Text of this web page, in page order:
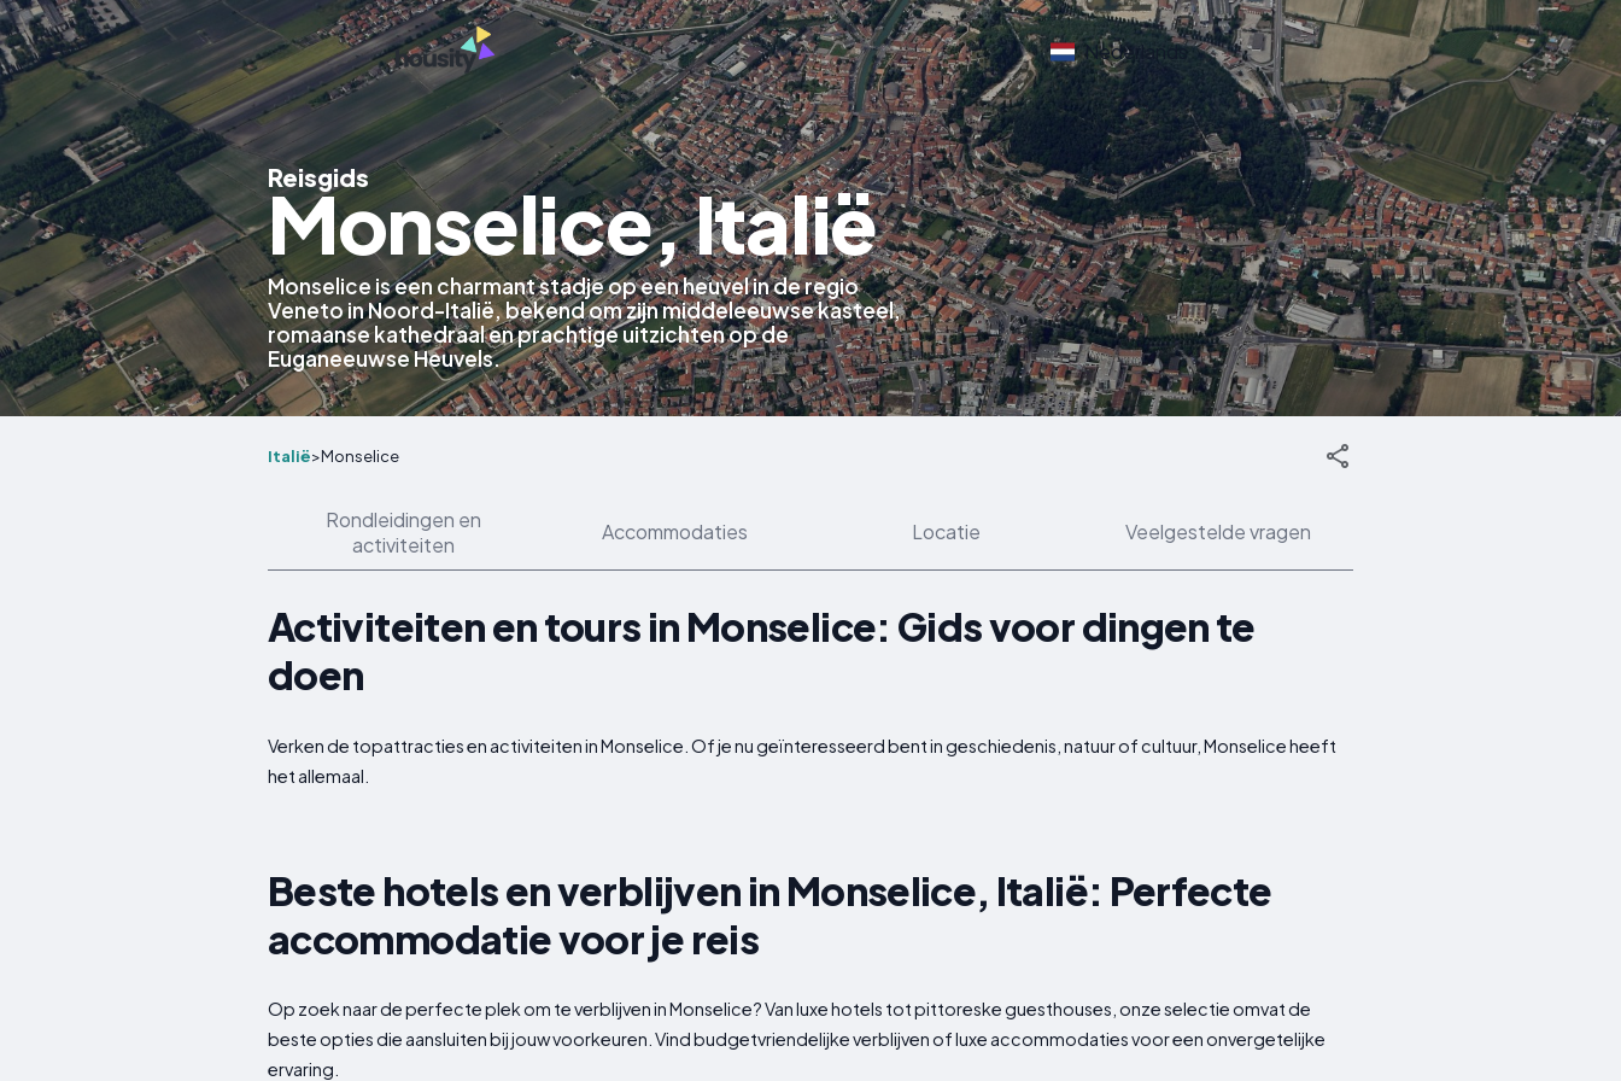
Nederlands
Reisgids
Monselice, Italië
Monselice is een charmant stadje op een heuvel in de regio
Veneto in Noord-Italië, bekend om zijn middeleeuwse kasteel,
romaanse kathedraal en prachtige uitzichten op de
Euganeeuwse Heuvels.
Italië>Monselice
Rondleidingen en
activiteiten
Accommodaties Locatie Veelgestelde vragen
Activiteiten en tours in Monselice: Gids voor dingen te
doen
Verken de topattracties en activiteiten in Monselice. Of je nu geïnteresseerd bent in geschiedenis, natuur of cultuur, Monselice heeft
het allemaal.
Beste hotels en verblijven in Monselice, Italië: Perfecte
accommodatie voor je reis
Op zoek naar de perfecte plek om te verblijven in Monselice? Van luxe hotels tot pittoreske guesthouses, onze selectie omvat de
beste opties die aansluiten bij jouw voorkeuren. Vind budgetvriendelijke verblijven of luxe accommodaties voor een onvergetelijke
ervaring.